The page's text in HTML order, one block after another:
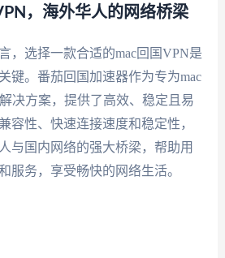
，海外华人的网络桥梁
，选择一款合适的mac回国VPN是
键。番茄回国加速器作为专为mac
决方案，提供了高效、稳定且易
容性、快速连接速度和稳定性，
与国内网络的强大桥梁，帮助用
服务，享受畅快的网络生活。